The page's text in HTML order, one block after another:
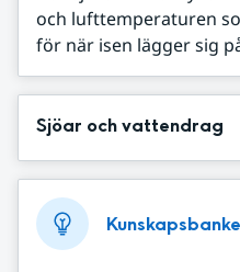
och lufttemperaturen
för när isen lägger sig
Sjöar och vattendrag